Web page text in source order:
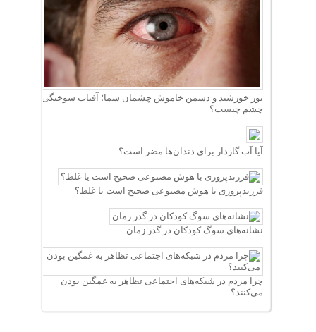
نور خورشید و دشمن خاموش چشمان شما؛ آفتاب سوختگی
چشم چیست؟
آیا آب گازدار برای دندان‌ها مضر است؟
فرزندپروری با هوش مصنوعی صحیح است یا غلط؟
نشانه‌های سوگ کودکان در گذر زمان
چرا مردم در شبکه‌های اجتماعی تظاهر به غمگین بودن
می‌کنند؟